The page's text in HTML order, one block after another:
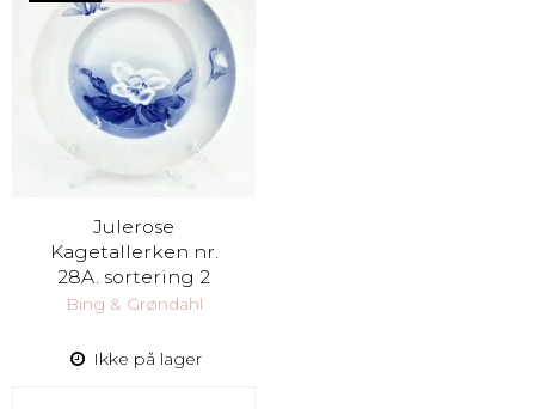
Julerose
Kagetallerken nr.
28A. sortering 2
Bing & Grøndahl
Ikke på lager